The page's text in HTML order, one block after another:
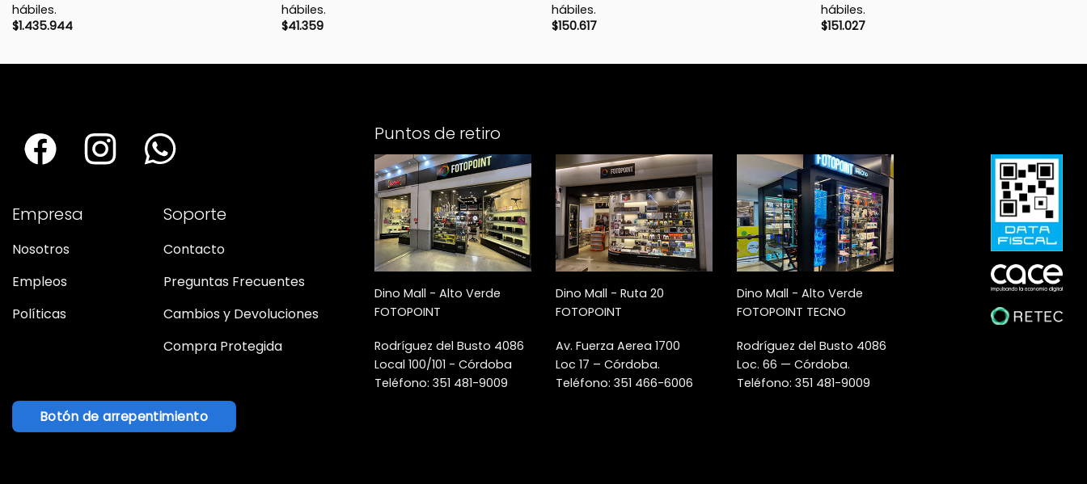
hábiles.
$1.435.944
hábiles.
$41.359
hábiles.
$150.617
hábiles.
$151.027
Empresa
Nosotros
Empleos
Políticas
Soporte
Contacto
Preguntas Frecuentes
Cambios y Devoluciones
Compra Protegida
Botón de arrepentimiento
Puntos de retiro
Dino Mall - Alto Verde
FOTOPOINT
Rodríguez del Busto 4086
Local 100/101 - Córdoba
Teléfono: 351 481-9009
Dino Mall - Ruta 20
FOTOPOINT
Av. Fuerza Aerea 1700
Loc 17 – Córdoba.
Teléfono: 351 466-6006
Dino Mall - Alto Verde
FOTOPOINT TECNO
Rodríguez del Busto 4086
Loc. 66 — Córdoba.
Teléfono: 351 481-9009